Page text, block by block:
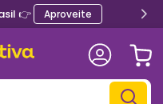
👉 Aproveite